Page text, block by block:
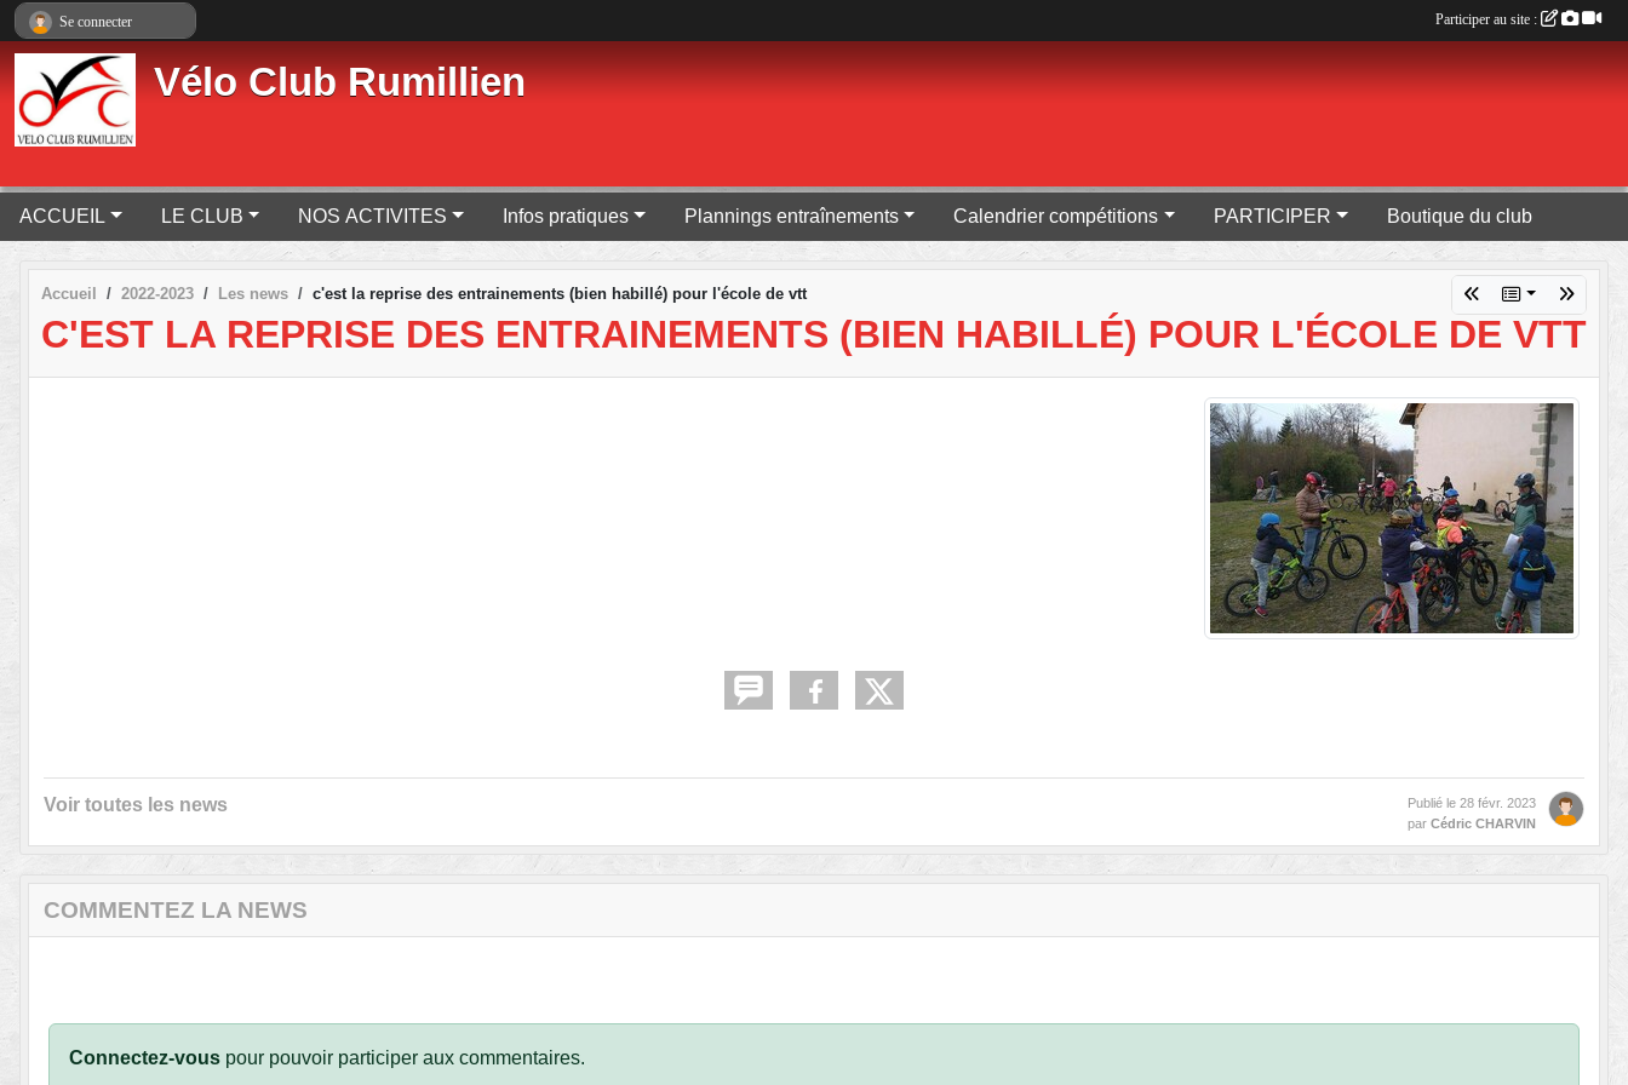
Vélo Club Rumillien
ACCUEIL LE CLUB NOS ACTIVITES Infos pratiques Plannings entraînements Calendrier compétitions PARTICIPER Boutique du club
Accueil 2022-2023 Les news c'est la reprise des entrainements (bien habillé) pour l'école de vtt
C'EST LA REPRISE DES ENTRAINEMENTS (BIEN HABILLÉ) POUR L'ÉCOLE DE VTT
Voir toutes les news Publié le 28 févr. 2023
par Cédric CHARVIN
COMMENTEZ LA NEWS
Connectez-vous pour pouvoir participer aux commentaires.
Se connecter Participer au site :
Panneau de gestion des cookies